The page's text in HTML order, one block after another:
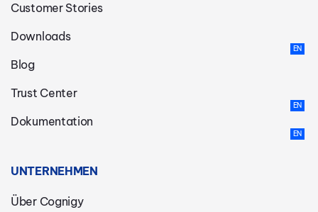
Customer Stories
Downloads
Blog
Trust Center
Dokumentation
UNTERNEHMEN
Über Cognigy